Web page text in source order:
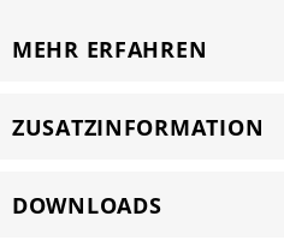
MEHR ERFAHREN
ZUSATZINFORMATION
DOWNLOADS